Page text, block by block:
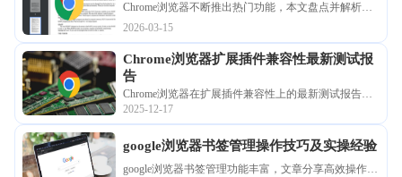
Chrome浏览器不断推出热门功能，本文盘点并解析其
应用体验，包括快捷操作、同步管理与插件扩展，帮
助用户快速掌握并提升使用效率。
2026-03-15
Chrome浏览器扩展插件兼容性最新测试报
告
Chrome浏览器在扩展插件兼容性上的最新测试报告显
示，插件运行更稳定，兼容问题减少，用户体验明显
2025-12-17
google浏览器书签管理操作技巧及实操经验
google浏览器书签管理功能丰富，文章分享高效操作技